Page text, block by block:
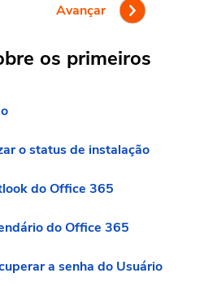
Avançar
os primeiros
o status de instalação
do Office 365
do Office 365
a senha do Usuário